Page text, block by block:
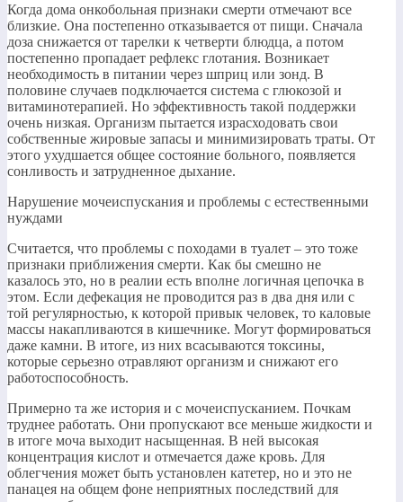
Когда дома онкобольная признаки смерти отмечают все
близкие. Она постепенно отказывается от пищи. Сначала
доза снижается от тарелки к четверти блюдца, а потом
постепенно пропадает рефлекс глотания. Возникает
необходимость в питании через шприц или зонд. В
половине случаев подключается система с глюкозой и
витаминотерапией. Но эффективность такой поддержки
очень низкая. Организм пытается израсходовать свои
собственные жировые запасы и минимизировать траты. От
этого ухудшается общее состояние больного, появляется
сонливость и затрудненное дыхание.
Нарушение мочеиспускания и проблемы с естественными
нуждами
Считается, что проблемы с походами в туалет – это тоже
признаки приближения смерти. Как бы смешно не
казалось это, но в реалии есть вполне логичная цепочка в
этом. Если дефекация не проводится раз в два дня или с
той регулярностью, к которой привык человек, то каловые
массы накапливаются в кишечнике. Могут формироваться
даже камни. В итоге, из них всасываются токсины,
которые серьезно отравляют организм и снижают его
работоспособность.
Примерно та же история и с мочеиспусканием. Почкам
труднее работать. Они пропускают все меньше жидкости и
в итоге моча выходит насыщенная. В ней высокая
концентрация кислот и отмечается даже кровь. Для
облегчения может быть установлен катетер, но и это не
панацея на общем фоне неприятных последствий для